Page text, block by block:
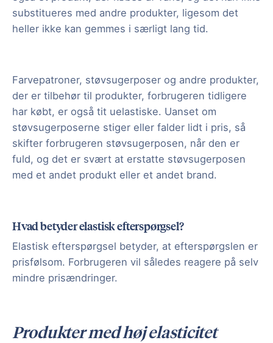
substitueres med andre produkter, ligesom det
heller ikke kan gemmes i særligt lang tid.
Farvepatroner, støvsugerposer og andre produkter,
der er tilbehør til produkter, forbrugeren tidligere
har købt, er også tit uelastiske. Uanset om
støvsugerposerne stiger eller falder lidt i pris, så
skifter forbrugeren støvsugerposen, når den er
fuld, og det er svært at erstatte støvsugerposen
med et andet produkt eller et andet brand.
Hvad betyder elastisk efterspørgsel?
Elastisk efterspørgsel betyder, at efterspørgslen er
prisfølsom. Forbrugeren vil således reagere på selv
mindre prisændringer.
Produkter med høj elasticitet